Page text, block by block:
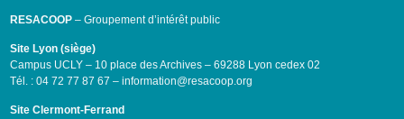
RESACOOP– Groupement d’intérêt public
Site Lyon (siège)
Campus UCLY – 10 place des Archives – 69288 Lyon cedex 02
Tél. : 04 72 77 87 67 – information@resacoop.org
Site Clermont-Ferrand